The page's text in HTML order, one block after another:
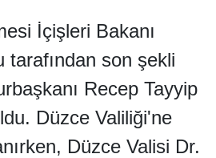
İçişleri Bakanı
tarafından son şekli
Recep Tayyip
Düzce Valiliği'ne
Düzce Valisi Dr.